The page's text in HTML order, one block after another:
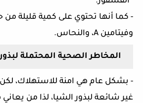
- كما أنها تحتوي على كمية قليلة
وفيتامين A، والنحاس.
المخاطر الصحية المحتملة
- بشكل عام هي امنة للاستهلاك،
غير شائعة لبذور الشيا، لذا من